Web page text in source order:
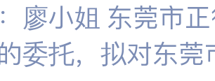
廖小姐 东莞市
委托，拟对东莞